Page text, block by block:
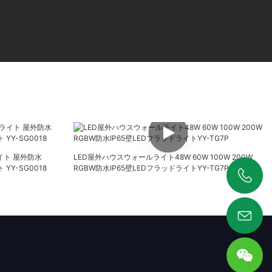
ト 屋外防水
YY-SG0018
LED屋外ハウスウォールライト48W 60W 100W 200W
RGBW防水IP65壁LEDフラッドライトYY-TG7P